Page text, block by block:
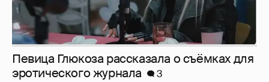
Певица Глюкоза рассказала о съёмках для
эротического журнала
3